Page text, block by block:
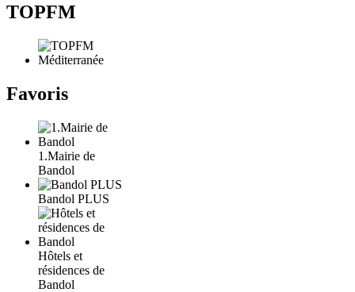
TOPFM
Favoris
1.Mairie de
Bandol
Bandol PLUS
Hôtels et
résidences de
Bandol